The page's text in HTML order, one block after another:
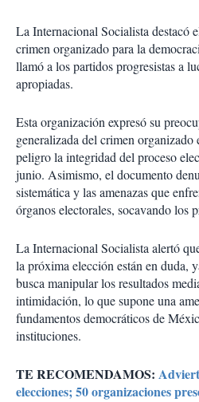
La Internacional Socialista destacó
crimen organizado para la
llamó a los partidos progresistas a
apropiadas.
Esta organización expresó su
generalizada del crimen
peligro la integridad del proceso
junio. Asimismo, el documento
sistemática y las amenazas que
órganos electorales, socavando los
La Internacional Socialista alertó
la próxima elección están en duda,
busca manipular los resultados
intimidación, lo que supone una
fundamentos democráticos de
instituciones.
TE RECOMENDAMOS:
elecciones; 50 organizaciones